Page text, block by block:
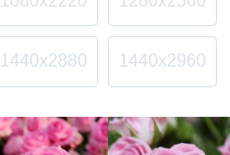
1440x2880 1440x2960